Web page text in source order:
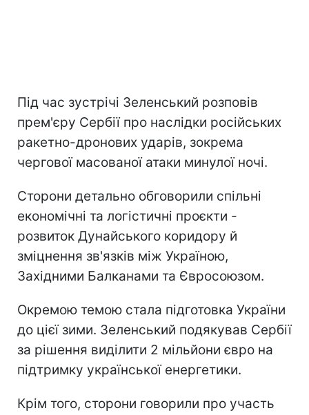
Під час зустрічі Зеленський розповів
прем'єру Сербії про наслідки російських
ракетно-дронових ударів, зокрема
чергової масованої атаки минулої ночі.
Сторони детально обговорили спільні
економічні та логістичні проєкти -
розвиток Дунайського коридору й
зміцнення зв'язків між Україною,
Західними Балканами та Євросоюзом.
Окремою темою стала підготовка України
до цієї зими. Зеленський подякував Сербії
за рішення виділити 2 мільйони євро на
підтримку української енергетики.
Крім того, сторони говорили про участь